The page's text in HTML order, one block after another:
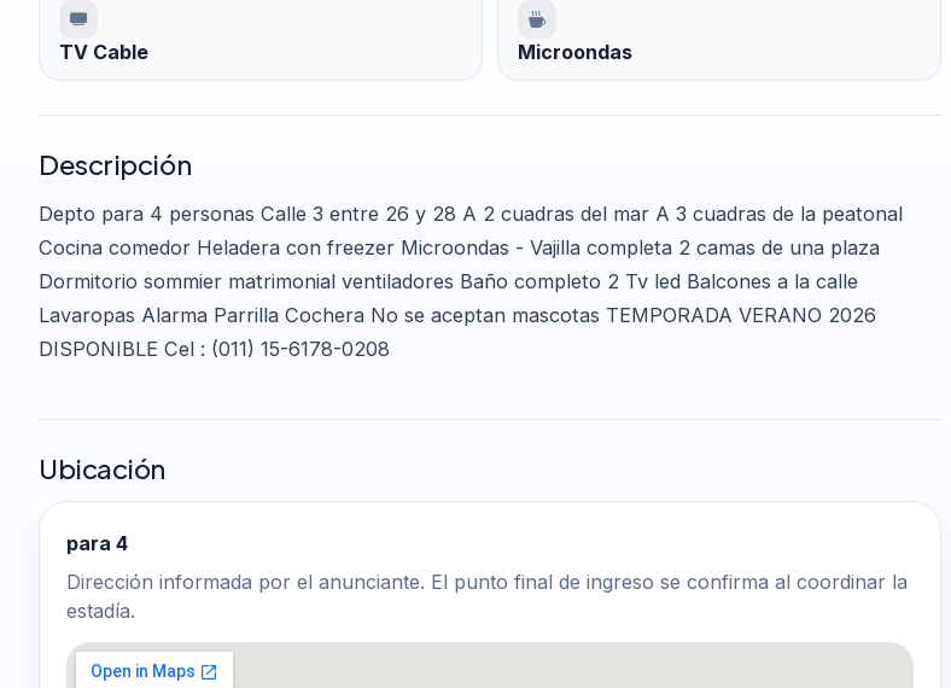
TV Cable Microondas
Descripción
Depto para 4 personas Calle 3 entre 26 y 28 A 2 cuadras del mar A 3 cuadras de la peatonal
Cocina comedor Heladera con freezer Microondas - Vajilla completa 2 camas de una plaza
Dormitorio sommier matrimonial ventiladores Baño completo 2 Tv led Balcones a la calle
Lavaropas Alarma Parrilla Cochera No se aceptan mascotas TEMPORADA VERANO 2026
DISPONIBLE Cel : (011) 15-6178-0208
Ubicación
para 4
Dirección informada por el anunciante. El punto final de ingreso se confirma al coordinar la
estadía.